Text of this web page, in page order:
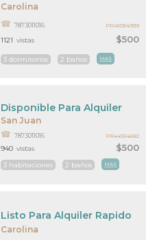
Carolina
$500
7873011016
3 dormitorios 2 baños MAS
1121 vistas
PR45054939
San Juan
$500
Disponible Para Alquiler
7873011016
3 habitaciones 2 baños MAS
940 vistas
PR44554682
Carolina
Listo Para Alquiler Rapido